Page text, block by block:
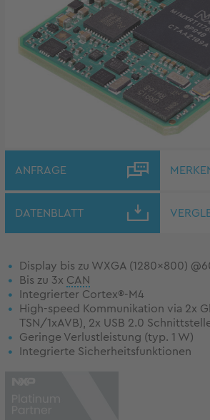
ANFRAGE
DATENBLATT
Display bis zu WXGA (1280x800)
Bis zu 3x CAN
Integrierter Cortex®-M4
High-speed Kommunikation via 2x
TSN/1xAVB), 2x USB 2.0
Geringe Verlustleistung (typ. 1 W)
Integrierte Sicherheitsfunktionen